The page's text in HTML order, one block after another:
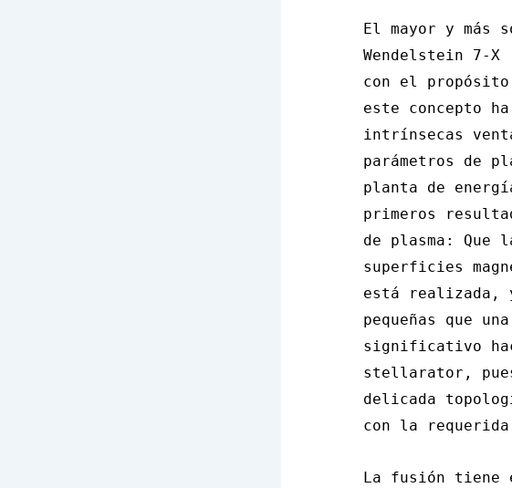
El mayor y más
Wendelstein 7-X
con el
este concepto
intrínsecas
parámetros de
planta de
primeros
de plasma: Que
superficies
está realizada,
pequeñas que
significativo
stellarator,
delicada
con la
La fusión tiene